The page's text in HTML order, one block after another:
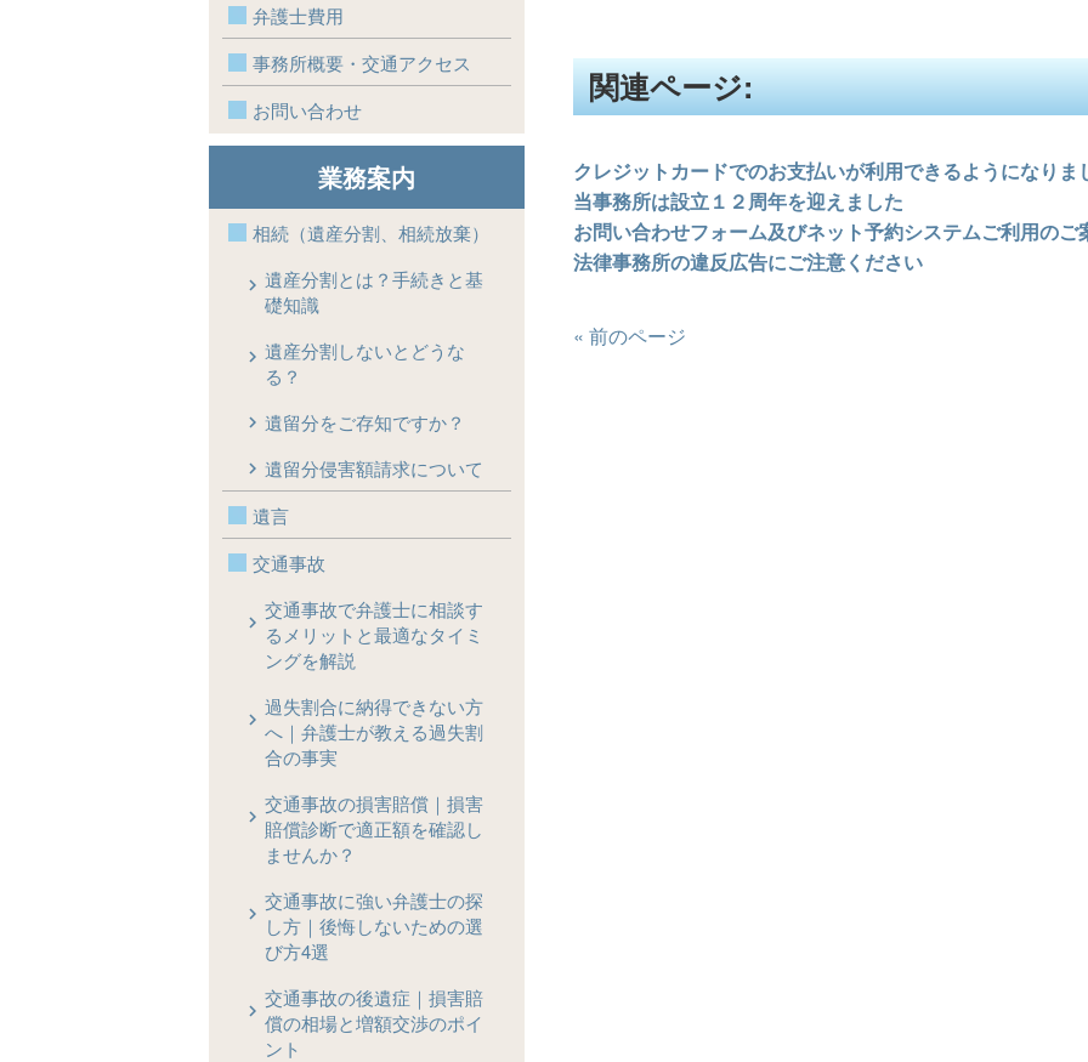
関連ページ:
クレジットカードでのお支払いが利用できるようになりま
当事務所は設立１２周年を迎えました
お問い合わせフォーム及びネット予約システムご利用のご
法律事務所の違反広告にご注意ください
« 前のページ
弁護士費用
事務所概要・交通アクセス
お問い合わせ
業務案内
相続（遺産分割、相続放棄）
遺産分割とは？手続きと基
礎知識
遺産分割しないとどうな
る？
遺留分をご存知ですか？
遺留分侵害額請求について
遺言
交通事故
交通事故で弁護士に相談す
るメリットと最適なタイミ
ングを解説
過失割合に納得できない方
へ｜弁護士が教える過失割
合の事実
交通事故の損害賠償｜損害
賠償診断で適正額を確認し
ませんか？
交通事故に強い弁護士の探
し方｜後悔しないための選
び方4選
交通事故の後遺症｜損害賠
償の相場と増額交渉のポイ
ント